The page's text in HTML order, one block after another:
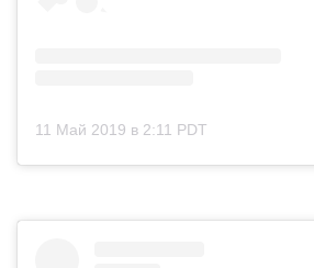
11 Май 2019 в 2:11 PDT